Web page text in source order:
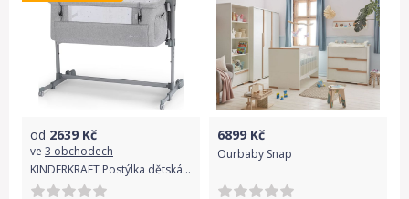
od 2639 Kč
ve 3 obchodech
KINDERKRAFT Postýlka dětská polohovatelná Neste Up grey light melange
6899 Kč
Ourbaby Snap